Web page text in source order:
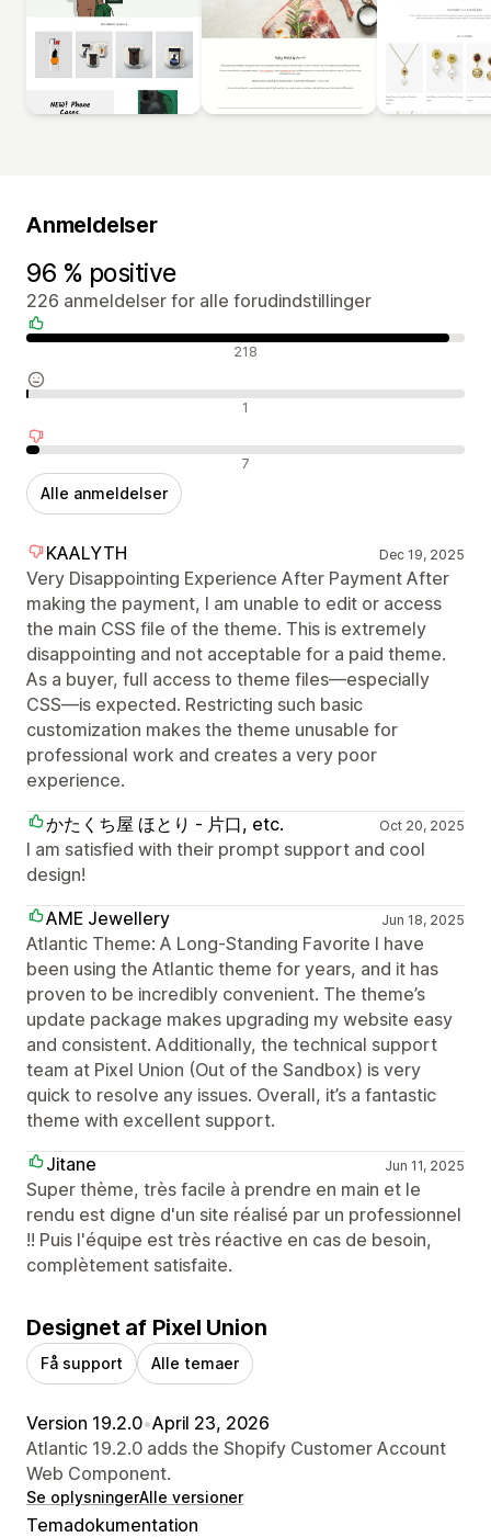
Anmeldelser
96 % positive
226 anmeldelser for alle forudindstillinger
Positive anmeldelser 218
Neutrale anmeldelser 1
Negative anmeldelser 7
Alle anmeldelser
KAALYTH Dec 19, 2025
Very Disappointing Experience After Payment After
making the payment, I am unable to edit or access
the main CSS file of the theme. This is extremely
disappointing and not acceptable for a paid theme.
As a buyer, full access to theme files—especially
CSS—is expected. Restricting such basic
customization makes the theme unusable for
professional work and creates a very poor
experience.
かたくち屋 ほとり - 片口, etc.
Oct 20, 2025
I am satisfied with their prompt support and cool
design!
AME Jewellery
Jun 18, 2025
Atlantic Theme: A Long-Standing Favorite I have
been using the Atlantic theme for years, and it has
proven to be incredibly convenient. The theme’s
update package makes upgrading my website easy
and consistent. Additionally, the technical support
team at Pixel Union (Out of the Sandbox) is very
quick to resolve any issues. Overall, it’s a fantastic
theme with excellent support.
Jitane
Jun 11, 2025
Super thème, très facile à prendre en main et le
rendu est digne d'un site réalisé par un professionnel
!! Puis l'équipe est très réactive en cas de besoin,
complètement satisfaite.
Designet af Pixel Union
Få support Alle temaer
Version 19.2.0•April 23, 2026
Atlantic 19.2.0 adds the Shopify Customer Account
Web Component.
Se oplysningerAlle versioner
Temadokumentation